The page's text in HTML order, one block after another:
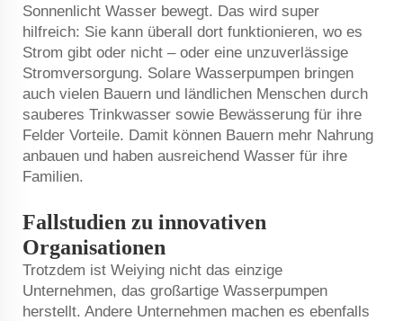
Sonnenlicht Wasser bewegt. Das wird super
hilfreich: Sie kann überall dort funktionieren, wo es
Strom gibt oder nicht – oder eine unzuverlässige
Stromversorgung. Solare Wasserpumpen bringen
auch vielen Bauern und ländlichen Menschen durch
sauberes Trinkwasser sowie Bewässerung für ihre
Felder Vorteile. Damit können Bauern mehr Nahrung
anbauen und haben ausreichend Wasser für ihre
Familien.
Fallstudien zu innovativen
Organisationen
Trotzdem ist Weiying nicht das einzige
Unternehmen, das großartige Wasserpumpen
herstellt. Andere Unternehmen machen es ebenfalls